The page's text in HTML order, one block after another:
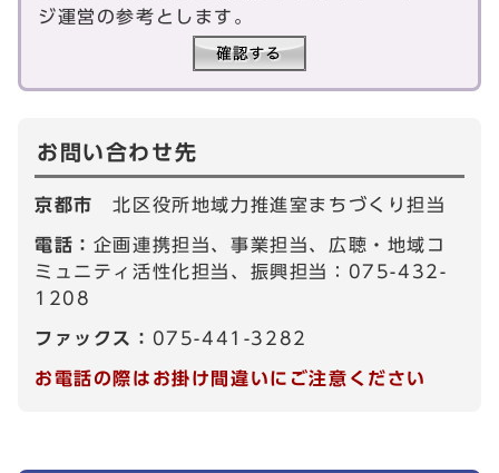
ジ運営の参考とします。
お問い合わせ先
京都市北区役所地域力推進室まちづくり担当
電話： 企画連携担当、事業担当、広聴・地域コ
ミュニティ活性化担当、振興担当：075-432-
1208
ファックス： 075-441-3282
お電話の際はお掛け間違いにご注意ください